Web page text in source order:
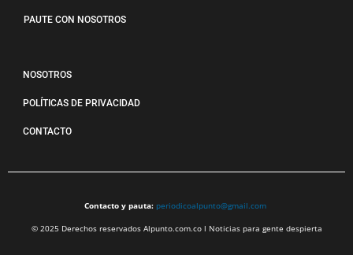
PAUTE CON NOSOTROS
NOSOTROS
POLÍTICAS DE PRIVACIDAD
CONTACTO
Contacto y pauta: periodicoalpunto@gmail.com
© 2025 Derechos reservados Alpunto.com.co l Noticias para gente despierta